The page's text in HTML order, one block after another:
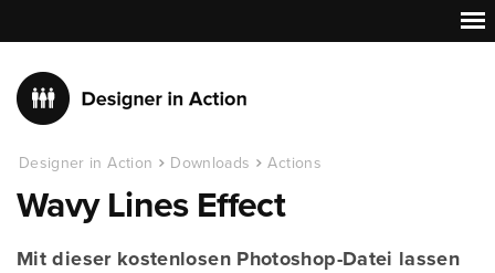
Designer in Action Downloads Actions
Wavy Lines Effect
Mit dieser kostenlosen Photoshop-Datei lassen